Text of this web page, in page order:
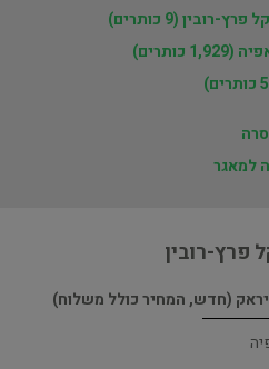
(9 כותרים)
למאגר
פרץ-רובין
(חדש, המחיר כולל משלוח)